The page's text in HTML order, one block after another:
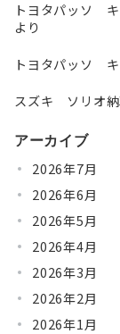
トヨタパッソ
より
トヨタパッソ
スズキ ソリオ納
アーカイブ
2026年7月
2026年6月
2026年5月
2026年4月
2026年3月
2026年2月
2026年1月